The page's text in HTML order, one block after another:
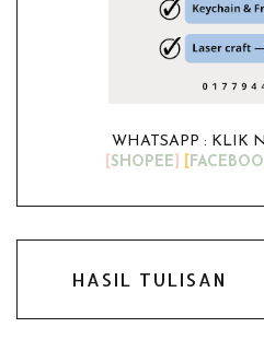
WHATSAPP : KLIK
SHOPEE
HASIL TULISAN